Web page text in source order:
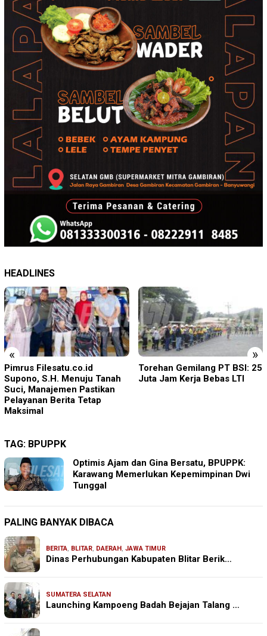
HEADLINES
« »
Torehan Gemilang PT BSI: 25
Juta Jam Kerja Bebas LTI
Rudenim Pusat Tanjung
Pinang Deportasi 25 Warga
TAG: BPUPPK
Optimis Ajam dan Gina Bersatu, BPUPPK:
Karawang Memerlukan Kepemimpinan Dwi
Tunggal
PALING BANYAK DIBACA
BERITA, BLITAR, DAERAH , JAWA TIMUR
Dinas Perhubungan Kabupaten Blitar Berik…
SUMATERA SELATAN
Launching Kampoeng Badah Bejajan Talang …